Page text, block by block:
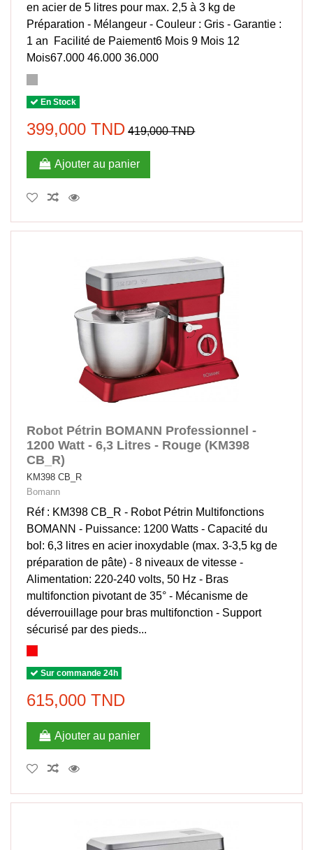
en acier de 5 litres pour max. 2,5 à 3 kg de
Préparation - Mélangeur - Couleur : Gris - Garantie :
1 an Facilité de Paiement6 Mois 9 Mois 12
Mois67.000 46.000 36.000
En Stock
399,000 TND 419,000 TND
Ajouter au panier
Robot Pétrin BOMANN Professionnel -
1200 Watt - 6,3 Litres - Rouge (KM398
CB_R)
KM398 CB_R
Bomann
Réf : KM398 CB_R - Robot Pétrin Multifonctions
BOMANN - Puissance: 1200 Watts - Capacité du
bol: 6,3 litres en acier inoxydable (max. 3-3,5 kg de
préparation de pâte) - 8 niveaux de vitesse -
Alimentation: 220-240 volts, 50 Hz - Bras
multifonction pivotant de 35° - Mécanisme de
déverrouillage pour bras multifonction - Support
sécurisé par des pieds...
Sur commande 24h
615,000 TND
Ajouter au panier